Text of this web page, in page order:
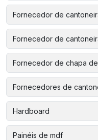
Fornecedor de
Fornecedor de
Fornecedor de chapa
Fornecedores de
Hardboard
Painéis de mdf